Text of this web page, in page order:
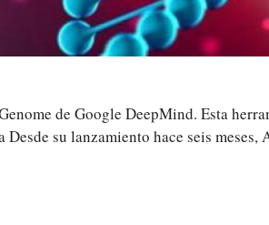
de Google DeepMind. Esta
su lanzamiento hace seis